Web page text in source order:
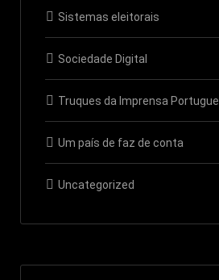
Sistemas eleitorais
Sociedade Digital
Truques da Imprensa
Um país de faz de conta
Uncategorized